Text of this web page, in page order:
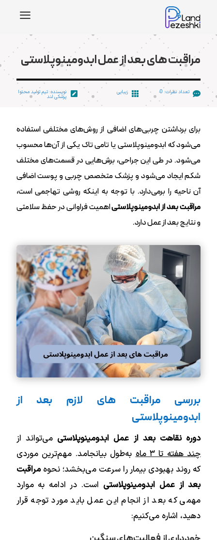
a
مراقبت های بعد از عمل ابدومینوپلاستی
 تعداد نظرات: 0  زیبایی  نویسنده: تیم تولید محتوا
پزشکی لند
برای برداشتن چربی‌های اضافی از روش‌های مختلفی استفاده
می‌شود که ابدومینوپلاستی یا تامی تاک یکی از آن‌ها محسوب
می‌شود. در طی این جراحی، برش‌هایی در قسمت‌های مختلف
شکم ایجاد می‌شود و پزشک متخصص چربی و پوست اضافی
آن‌ ناحیه را برمی‌دارد. با توجه به اینکه روشی تهاجمی است،
مراقبت بعد از ابدومینوپلاستیاهمیت فراوانی در حفظ سلامتی
و نتایج بعد از عمل دارد.
بررسی مراقبت های لازم بعد از
ابدومینوپلاستی
دوره نقاهت بعد از عمل ابدومینوپلاستی می‌‌تواند از
چند هفته تا ۳ ماه
به‌طول بیانجامد. مهم‌ترین موردی
که روند بهبودی بیمار را سرعت می‌بخشد؛ نحوهمراقبت
بعد از عمل ابدومینوپلاستی است. در ادامه به موارد
مهمی که بعد از انجام این عمل باید مورد توجه قرار
دهید، اشاره می‌کنیم: